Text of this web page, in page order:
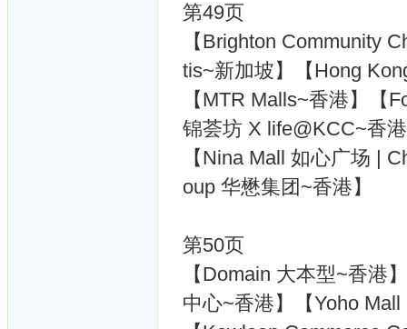
第49页
【Brighton Community
tis~新加坡】【Hong
【MTR Malls~香港】【
锦荟坊 X life@KCC~香
【Nina Mall 如心广场 |
oup 华懋集团~香港】
第50页
【Domain 大本型~香港
中心~香港】【Yoho